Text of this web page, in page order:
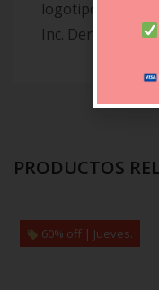
logotipo © & ™
Inc. Derechos de
PRODUCTOS
60% off | Jueves.